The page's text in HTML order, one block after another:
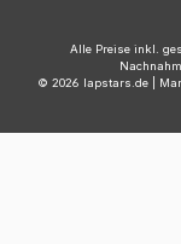
Alle Preise inkl.
© 2026 lapstars.de |